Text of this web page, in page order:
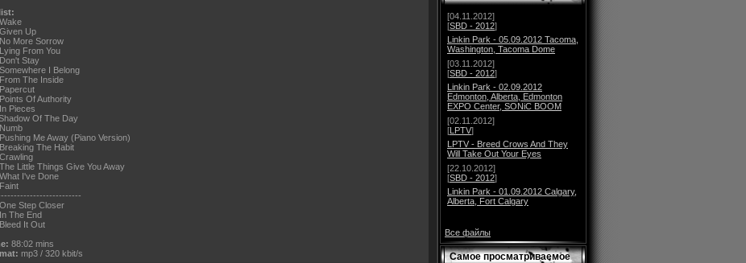
Up
More Sorrow
From You
Stay
I Belong
The Inside
Of Authority
Pieces
Of The Day
Me Away (Piano Version)
The Habit
Little Things Give You Away
I've Done
Step Closer
The End
It Out
88:02 mins
mp3 / 320 kbit/s
[04.11.2012]
[SBD - 2012]
Linkin Park - 05.09.2012 Tacoma,
Washington, Tacoma Dome
[03.11.2012]
[SBD - 2012]
Linkin Park - 02.09.2012
Edmonton, Alberta, Edmonton
EXPO Center, SONiC BOOM
[02.11.2012]
[LPTV]
LPTV - Breed Crows And They
Will Take Out Your Eyes
[22.10.2012]
[SBD - 2012]
Linkin Park - 01.09.2012 Calgary,
Alberta, Fort Calgary
Все файлы
Самое просматриваемое